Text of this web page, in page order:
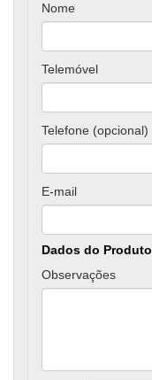
Nome
Telemóvel
Telefone (opcional)
E-mail
Dados do Produto
Observações